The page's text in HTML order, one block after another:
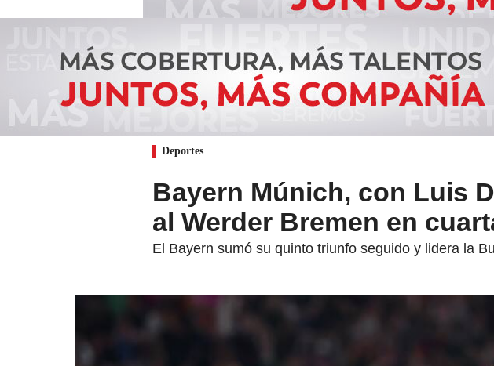
Deportes
Bayern Múnich, con Luis
al Werder Bremen en
El Bayern sumó su quinto triunfo seguido y lidera la